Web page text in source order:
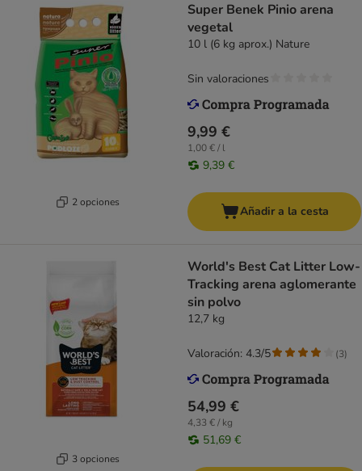
2 opciones
Super Benek Pinio arena
vegetal
10 l (6 kg aprox.) Nature
9,99 €
1,00 € / l
9,39 €
Sin valoraciones
Añadir a la cesta
3 opciones
World's Best Cat Litter Low-
Tracking arena aglomerante
sin polvo
12,7 kg
54,99 €
4,33 € / kg
51,69 €
Valoración: 4.3/5 (3)